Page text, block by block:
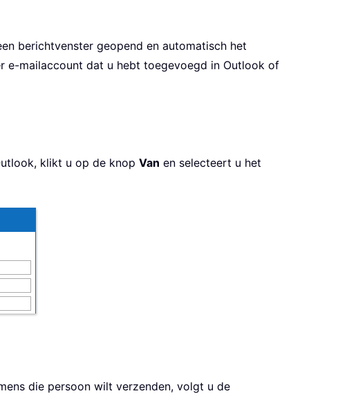
berichtvenster geopend en automatisch het
e-mailaccount dat u hebt toegevoegd in Outlook of
klikt u op de knop Van en selecteert u het
die persoon wilt verzenden, volgt u de